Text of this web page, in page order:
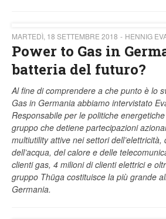
MARTEDÌ, 18 SETTEMBRE 2018 HENNIG
Power to Gas in
batteria del futuro?
Al fine di comprendere a che punto è lo
Gas in Germania abbiamo intervistato
Responsabile per le politiche
gruppo che detiene partecipazioni
multiutility attive nei settori
dell’acqua, del calore e delle
clienti gas, 4 milioni di clienti elettrici e
gruppo Thüga costituisce la più grande
Germania.